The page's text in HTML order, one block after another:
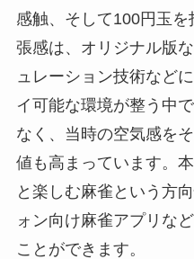
感触、そして100円玉
張感は、オリジナル版
ュレーション技術など
イ可能な環境が整う中
なく、当時の空気感を
値も高まっています。
と楽しむ麻雀という方
ォン向け麻雀アプリな
ことができます。